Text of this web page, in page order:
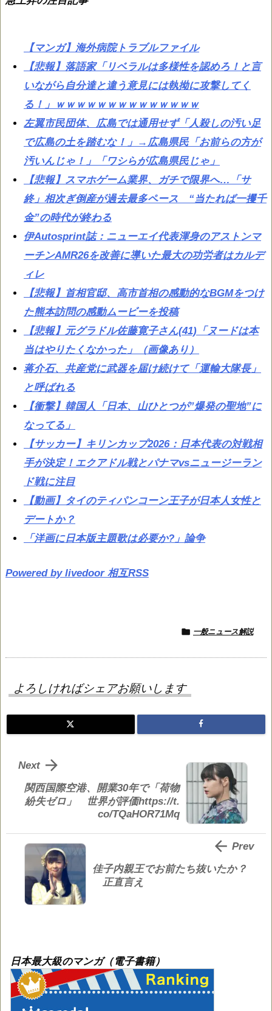
【マンガ】海外病院トラブルファイル
【悲報】落語家「リベラルは多様性を認めろ！と言
いながら自分達と違う意見には執拗に攻撃してく
る！」ｗｗｗｗｗｗｗｗｗｗｗｗｗｗ
左翼市民団体、広島では通用せず「人殺しの汚い足
で広島の土を踏むな！」→広島県民「お前らの方が
汚いんじゃ！」「ワシらが広島県民じゃ」
【悲報】スマホゲーム業界、ガチで限界へ…「サ
終」相次ぎ倒産が過去最多ペース “当たれば一攫千
金”の時代が終わる
伊Autosprint誌：ニューエイ代表渾身のアストンマ
ーチンAMR26を改善に導いた最大の功労者はカルデ
ィレ
【悲報】首相官邸、高市首相の感動的なBGMをつけ
た熊本訪問の感動ムービーを投稿
【悲報】元グラドル佐藤寛子さん(41)「ヌードは本
当はやりたくなかった」（画像あり）
蒋介石、共産党に武器を届け続けて「運輸大隊長」
と呼ばれる
【衝撃】韓国人「日本、山ひとつが”爆発の聖地”に
なってる」
【サッカー】キリンカップ2026：日本代表の対戦相
手が決定！エクアドル戦とパナマvsニュージーラン
ド戦に注目
【動画】タイのティパンコーン王子が日本人女性と
デートか？
「洋画に日本版主題歌は必要か?」論争
Powered by livedoor 相互RSS
 一般ニュース解説
よろしければシェアお願いします
関西国際空港、開業30年で「荷物
紛失ゼロ」 世界が評価https://t.
co/TQaHOR71Mq

Next
佳子内親王でお前たち抜いたか？
正直言え
 Prev
日本最大級のマンガ（電子書籍）